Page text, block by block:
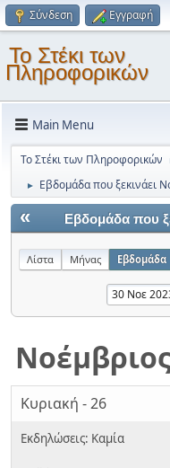
Σύνδεση Εγγραφή
Το Στέκι των
Πληροφορικών
Main Menu
Το Στέκι των Πληροφορικών
► Εβδομάδα που ξεκινάει
« Εβδομάδα που
Λίστα Μήνας Εβδομάδα
Κυριακή - 26